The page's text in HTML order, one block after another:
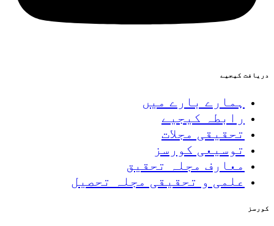
دریافت کیجیے
ہمارے بارے میں
رابطہ کیجیے
تحقیقی مجلات
توسیعی کورسز
معارف مجلہ تحقیق
علمی و تحقیقی مجلہ تحصیل
کورسز